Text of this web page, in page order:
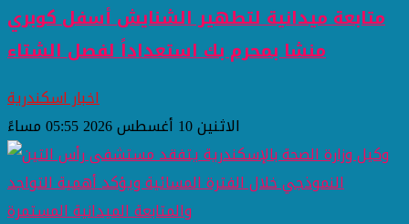
متابعة ميدانية لتطهير الشنايش أسفل كوبري
منشا بمحرم بك استعداداً لفصل الشتاء
اخبار اسكندرية
الاثنين 10 أغسطس 2026 05:55 مساءً